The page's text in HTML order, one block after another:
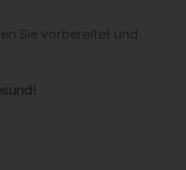
Sie vorbereitet und